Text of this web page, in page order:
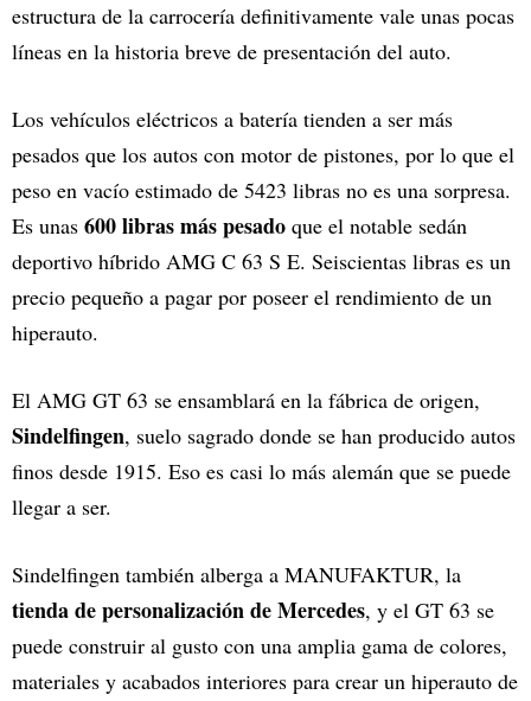
estructura de la carrocería definitivamente vale unas pocas
líneas en la historia breve de presentación del auto.
Los vehículos eléctricos a batería tienden a ser más
pesados que los autos con motor de pistones, por lo que el
peso en vacío estimado de 5423 libras no es una sorpresa.
Es unas 600 libras más pesado que el notable sedán
deportivo híbrido AMG C 63 S E. Seiscientas libras es un
precio pequeño a pagar por poseer el rendimiento de un
hiperauto.
El AMG GT 63 se ensamblará en la fábrica de origen,
Sindelfingen, suelo sagrado donde se han producido autos
finos desde 1915. Eso es casi lo más alemán que se puede
llegar a ser.
Sindelfingen también alberga a MANUFAKTUR, la
tienda de personalización de Mercedes, y el GT 63 se
puede construir al gusto con una amplia gama de colores,
materiales y acabados interiores para crear un hiperauto de